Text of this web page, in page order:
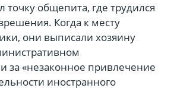
общепита, где трудился
Когда к месту
они выписали хозяину
за «незаконное привлечение
иностранного